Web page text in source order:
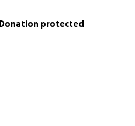
Donation protected